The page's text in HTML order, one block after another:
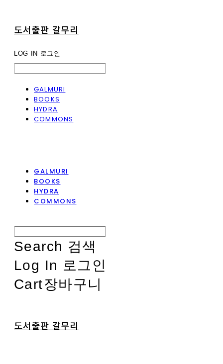
도서출판 갈무리
LOG IN 로그인
GALMURI
BOOKS
HYDRA
COMMONS
GALMURI
BOOKS
HYDRA
COMMONS
Search 검색
Log In 로그인
Cart장바구니
도서출판 갈무리